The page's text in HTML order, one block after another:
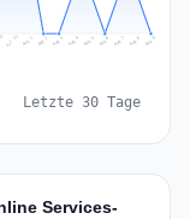
Jul 31 Aug 1 Aug 2 Aug 3 Aug 4 Aug 5 Aug 6 Aug 7 Aug 8 Aug 9
Letzte 30 Tage
Services-